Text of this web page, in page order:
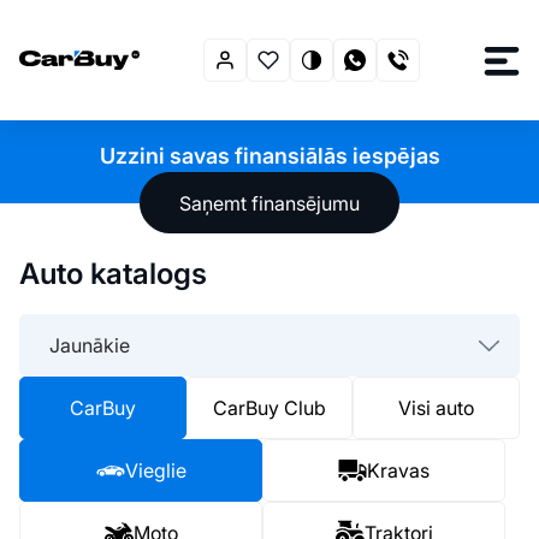
Uzzini savas finansiālās iespējas
Saņemt finansējumu
Auto katalogs
Jaunākie
CarBuy CarBuy Club Visi auto
Vieglie Kravas
Moto Traktori